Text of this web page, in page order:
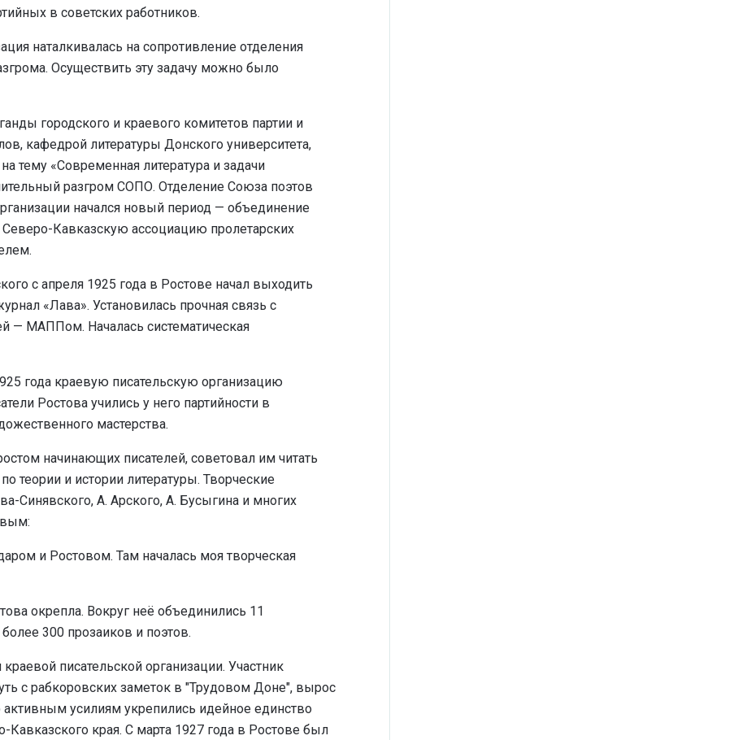
в советских работников.
наталкивалась на сопротивление отделения
Осуществить эту задачу можно было
городского и краевого комитетов партии и
кафедрой литературы Донского университета,
тему «Современная литература и задачи
разгром СОПО. Отделение Союза поэтов
начался новый период — объединение
Кавказскую ассоциацию пролетарских
с апреля 1925 года в Ростове начал выходить
«Лава». Установилась прочная связь с
— МАППом. Началась систематическая
года краевую писательскую организацию
Ростова учились у него партийности в
мастерства.
начинающих писателей, советовал им читать
теории и истории литературы. Творческие
А. Арского, А. Бусыгина и многих
и Ростовом. Там началась моя творческая
окрепла. Вокруг неё объединились 11
300 прозаиков и поэтов.
писательской организации. Участник
с рабкоровских заметок в "Трудовом Доне", вырос
активным усилиям укрепились идейное единство
края. С марта 1927 года в Ростове был